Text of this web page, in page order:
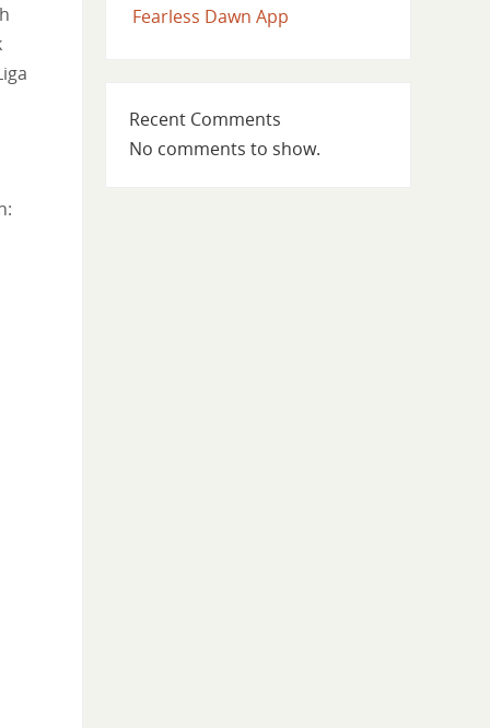
Fearless Dawn App
Recent Comments
No comments to show.